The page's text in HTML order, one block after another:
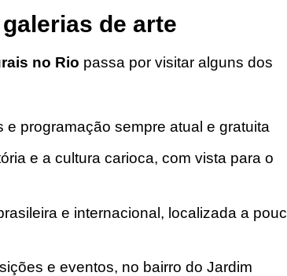
de arte
no Rio passa por visitar alguns dos
e programação sempre atual e gratuita
e a cultura carioca, com vista para o
e internacional, localizada a
e eventos, no bairro do Jardim